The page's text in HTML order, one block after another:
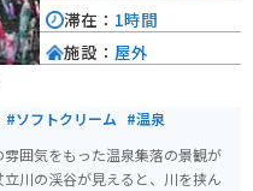
#ソフトクリーム #温泉
囲気をもった温泉集落の景観が
川の渓谷が見えると、川を挟ん
滞在： 1時間
施設： 屋外